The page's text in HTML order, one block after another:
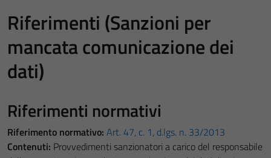
Riferimenti (Sanzioni per
mancata comunicazione dei
dati)
Riferimenti normativi
Riferimento normativo: Art. 47, c. 1, d.lgs. n. 33/2013
Contenuti: Provvedimenti sanzionatori a carico del responsabile